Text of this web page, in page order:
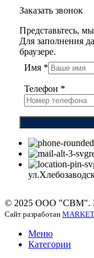
Заказать звонок
Представьтесь,
Для заполнения
браузере.
Имя *
Телефон *
© 2025 ООО "СВМ".
Сайт разработан
Меню
Категории